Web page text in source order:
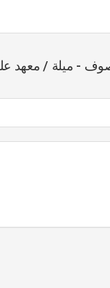
- ميلة / معهد